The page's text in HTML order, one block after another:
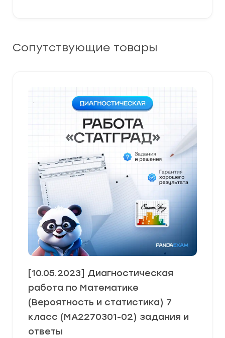
Сопутствующие товары
[10.05.2023] Диагностическая
работа по Математике
(Вероятность и статистика) 7
класс (МА2270301-02) задания и
ответы